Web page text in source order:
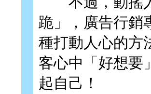
跪」，廣告行銷
種打動人心的方
客心中「好想要
起自己！